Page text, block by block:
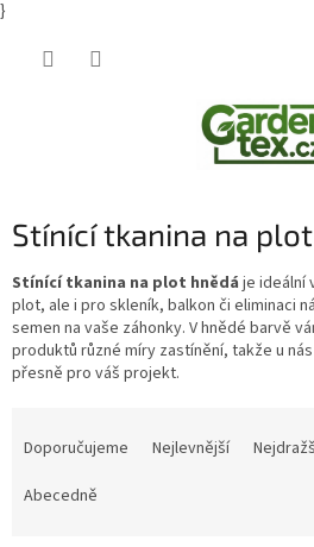
}
Stínící tkanina na
Stínící tkanina na plot hnědá je ideální
plot, ale i pro skleník, balkon či eliminaci
semen na vaše záhonky. V hnědé barvě
produktů různé míry zastínění, takže u
přesně pro váš projekt.
Doporučujeme Nejlevnější
Abecedně